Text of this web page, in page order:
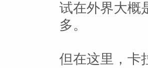
试在外界大概
多。
但在这里，卡